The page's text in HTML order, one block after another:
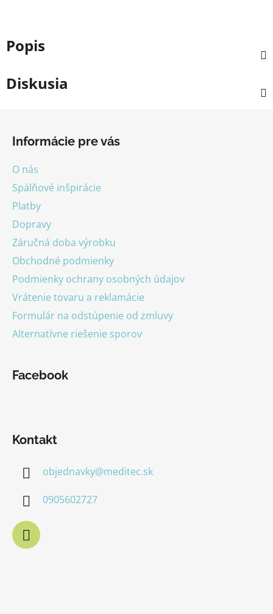
Popis
Diskusia
Informácie pre vás
O nás
Spálňové inšpirácie
Platby
Dopravy
Záručná doba výrobku
Obchodné podmienky
Podmienky ochrany osobných údajov
Vrátenie tovaru a reklamácie
Formulár na odstúpenie od zmluvy
Alternatívne riešenie sporov
Facebook
Kontakt
objednavky@meditec.sk
0905602727